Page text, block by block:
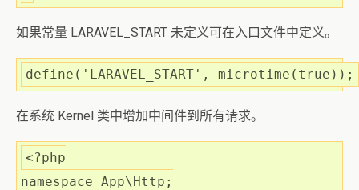
如果常量 LARAVEL_START 未定义可在入口文件中定义。
define ( 'LARAVEL_START' , microtime( true ));
在系统 Kernel 类中增加中间件到所有请求。
<?php
namespace App\Http ;